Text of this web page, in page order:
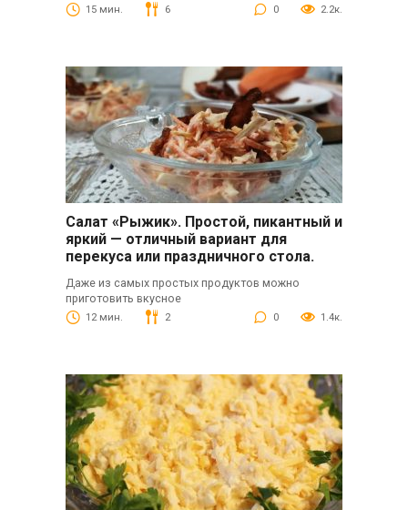
15 мин. 6 0 2.2к.
Салат «Рыжик». Простой, пикантный и
яркий — отличный вариант для
перекуса или праздничного стола.
Даже из самых простых продуктов можно
приготовить вкусное
12 мин. 2 0 1.4к.